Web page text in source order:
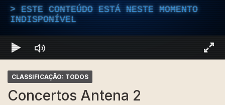
ESTE CONTEÚDO ESTÁ NESTE MOMENTO
INDISPONÍVEL
CLASSIFICAÇÃO: TODOS
Concertos Antena 2